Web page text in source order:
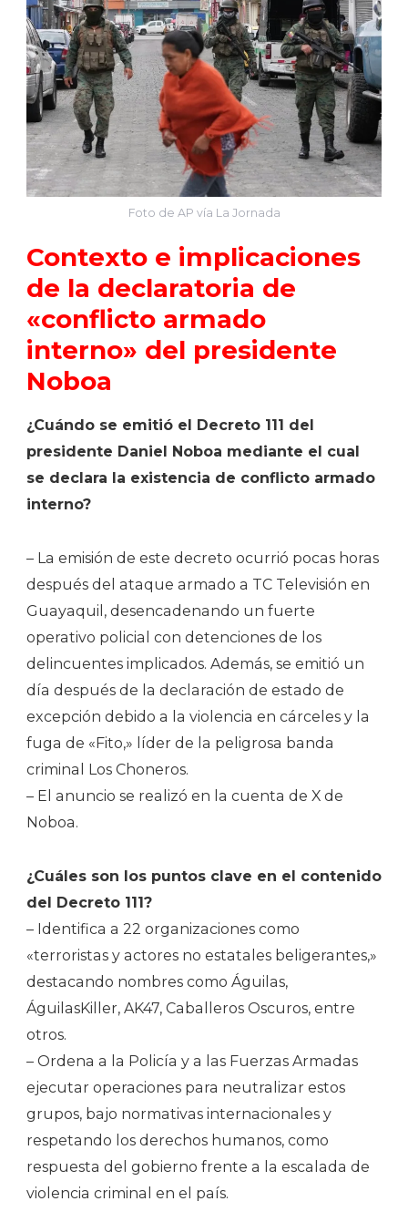
Foto de AP vía La Jornada
Contexto e implicaciones
de la declaratoria de
«conflicto armado
interno» del presidente
Noboa
¿Cuándo se emitió el Decreto 111 del
presidente Daniel Noboa mediante el cual
se declara la existencia de conflicto armado
interno?
– La emisión de este decreto ocurrió pocas horas
después del ataque armado a TC Televisión en
Guayaquil, desencadenando un fuerte
operativo policial con detenciones de los
delincuentes implicados. Además, se emitió un
día después de la declaración de estado de
excepción debido a la violencia en cárceles y la
fuga de «Fito,» líder de la peligrosa banda
criminal Los Choneros.
– El anuncio se realizó en la cuenta de X de
Noboa.
¿Cuáles son los puntos clave en el contenido
del Decreto 111?
– Identifica a 22 organizaciones como
«terroristas y actores no estatales beligerantes,»
destacando nombres como Águilas,
ÁguilasKiller, AK47, Caballeros Oscuros, entre
otros.
– Ordena a la Policía y a las Fuerzas Armadas
ejecutar operaciones para neutralizar estos
grupos, bajo normativas internacionales y
respetando los derechos humanos, como
respuesta del gobierno frente a la escalada de
violencia criminal en el país.